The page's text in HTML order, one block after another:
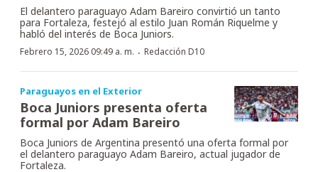
El delantero paraguayo Adam Bareiro convirtió un tanto
para Fortaleza, festejó al estilo Juan Román Riquelme y
habló del interés de Boca Juniors.
Febrero 15, 2026 09:49 a. m. · Redacción D10
Paraguayos en el Exterior
Boca Juniors presenta oferta
formal por Adam Bareiro
Boca Juniors de Argentina presentó una oferta formal por
el delantero paraguayo Adam Bareiro, actual jugador de
Fortaleza.